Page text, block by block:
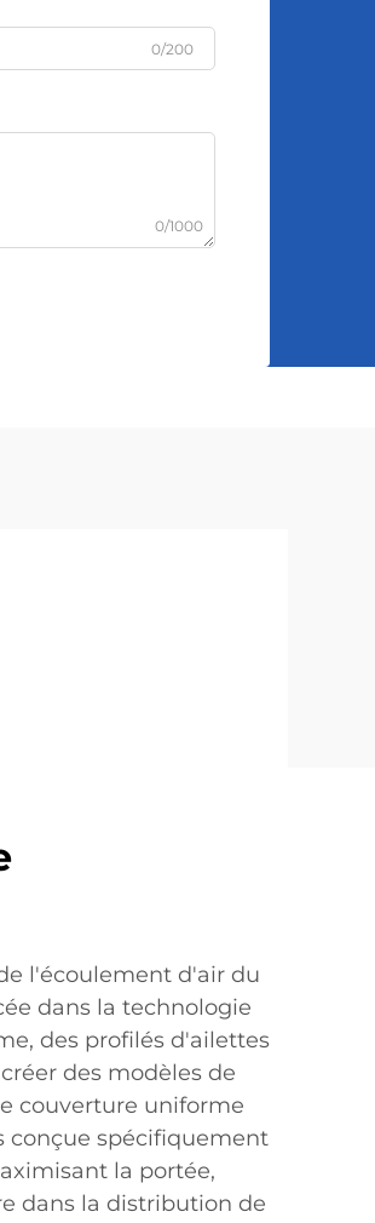
0/200
0/1000
l'écoulement d'air du
dans la technologie
des profilés d'ailettes
des modèles de
couverture uniforme
conçue spécifiquement
la portée,
dans la distribution de